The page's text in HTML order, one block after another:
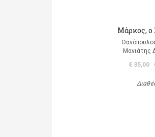
Μάρκος, ο
Μανιάτης
€ 35,00